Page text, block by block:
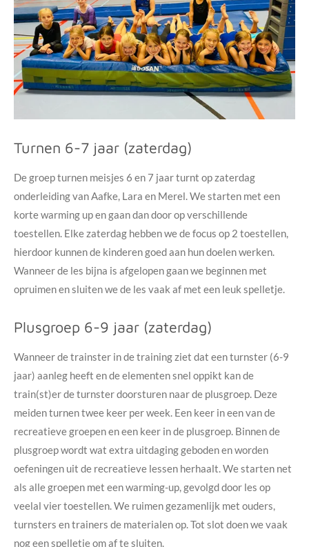
Turnen 6-7 jaar (zaterdag)
De groep turnen meisjes 6 en 7 jaar turnt op zaterdag
onderleiding van Aafke, Lara en Merel. We starten met een
korte warming up en gaan dan door op verschillende
toestellen. Elke zaterdag hebben we de focus op 2 toestellen,
hierdoor kunnen de kinderen goed aan hun doelen werken.
Wanneer de les bijna is afgelopen gaan we beginnen met
opruimen en sluiten we de les vaak af met een leuk spelletje.
Plusgroep 6-9 jaar (zaterdag)
Wanneer de trainster in de training ziet dat een turnster (6-9
jaar) aanleg heeft en de elementen snel oppikt kan de
train(st)er de turnster doorsturen naar de plusgroep. Deze
meiden turnen twee keer per week. Een keer in een van de
recreatieve groepen en een keer in de plusgroep. Binnen de
plusgroep wordt wat extra uitdaging geboden en worden
oefeningen uit de recreatieve lessen herhaalt. We starten net
als alle groepen met een warming-up, gevolgd door les op
veelal vier toestellen. We ruimen gezamenlijk met ouders,
turnsters en trainers de materialen op. Tot slot doen we vaak
nog een spelletje om af te sluiten.